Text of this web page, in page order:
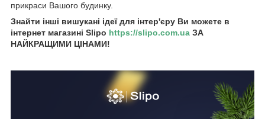
прикраси Вашого будинку.
Знайти інші вишукані ідеї для інтер'єру Ви можете в
інтернет магазині Slipo https://slipo.com.ua ЗА
НАЙКРАЩИМИ ЦІНАМИ!